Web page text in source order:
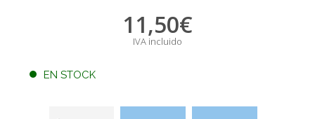
11,50€
IVA incluido
EN STOCK